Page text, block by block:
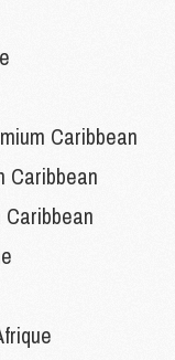
Caribbean
Caribbean